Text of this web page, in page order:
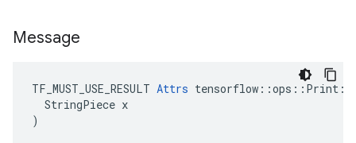
Message
TF_MUST_USE_RESULT Attrs
  StringPiece x
)